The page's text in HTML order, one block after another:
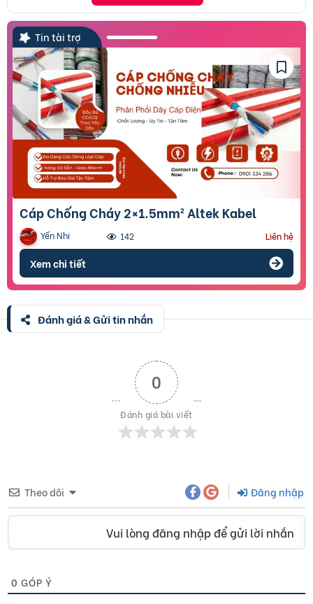
Tin tài trợ
Cáp Chống Cháy 2×1.5mm² Altek Kabel
Yến Nhi 142 Liên hệ
Xem chi tiết
Đánh giá & Gửi tin nhắn
0
Đánh giá bài viết
Theo dõi Đăng nhập
Vui lòng đăng nhập để gửi lời nhắn
0 GÓP Ý